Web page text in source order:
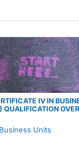
IV IN
QUALIFICATION
Units